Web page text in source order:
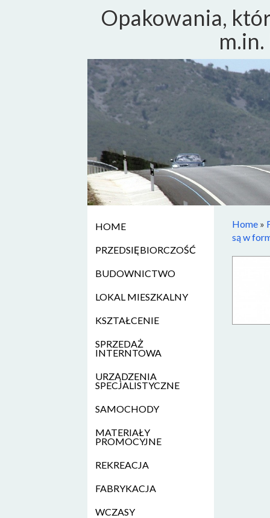
Opakowania,
HOME
PRZEDSIĘBIORCZOŚĆ
BUDOWNICTWO
LOKAL MIESZKALNY
KSZTAŁCENIE
SPRZEDAŻ
INTERNTOWA
URZĄDZENIA
SPECJALISTYCZNE
SAMOCHODY
MATERIAŁY
PROMOCYJNE
REKREACJA
FABRYKACJA
WCZASY
Home »
są w